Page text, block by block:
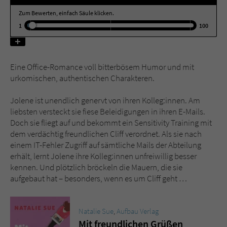
Zum Bewerten, einfach Säule klicken.
1
100
Eine Office-Romance voll bitterbösem Humor und mit
urkomischen, authentischen Charakteren.
Jolene ist unendlich genervt von ihren Kolleg:innen. Am
liebsten versteckt sie fiese Beleidigungen in ihren E-Mails.
Doch sie fliegt auf und bekommt ein Sensitivity Training mit
dem verdächtig freundlichen Cliff verordnet. Als sie nach
einem IT-Fehler Zugriff auf sämtliche Mails der Abteilung
erhält, lernt Jolene ihre Kolleg:innen unfreiwillig besser
kennen. Und plötzlich bröckeln die Mauern, die sie
aufgebaut hat – besonders, wenn es um Cliff geht …
Natalie Sue,Aufbau Verlag
Mit freundlichen Grüßen
Name tx_pwcomments_ahash
Anbieter
Laufzeit 1 Jahr
Name fe_typo_user
Anbieter Literatur-Couch Medien GmbH & Co. KG
Laufzeit Session
Kommunikation der Webseite mit dem
Benutzer. Es wird benötigt um z. B. den